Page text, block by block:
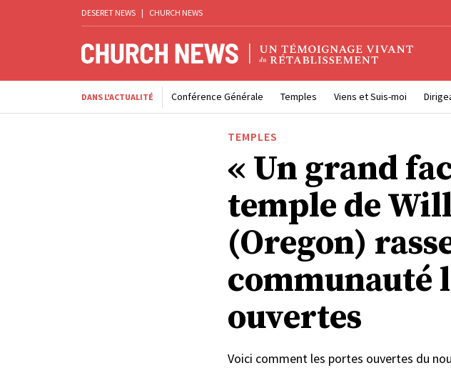
DESERET NEWS | CHURCH NEWS
DANS L'ACTUALITÉ Conférence Générale Temples Viens et Suis-moi
TEMPLES
« Un grand
temple de
(Oregon)
communauté
ouvertes
Voici comment les portes ouvertes du